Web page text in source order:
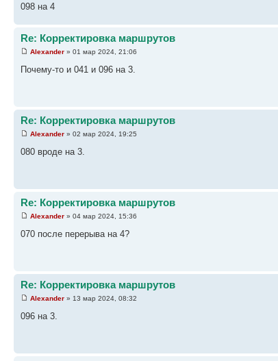
098 на 4
Re: Корректировка маршрутов
Alexander » 01 мар 2024, 21:06
Почему-то и 041 и 096 на 3.
Re: Корректировка маршрутов
Alexander » 02 мар 2024, 19:25
080 вроде на 3.
Re: Корректировка маршрутов
Alexander » 04 мар 2024, 15:36
070 после перерыва на 4?
Re: Корректировка маршрутов
Alexander » 13 мар 2024, 08:32
096 на 3.